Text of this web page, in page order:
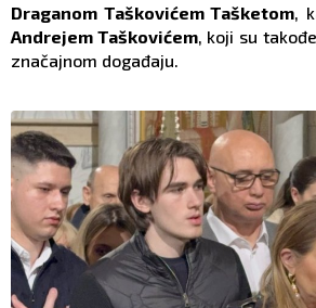
Draganom Taškovićem Tašketom,
Andrejem Taškovićem, koji su
značajnom događaju.